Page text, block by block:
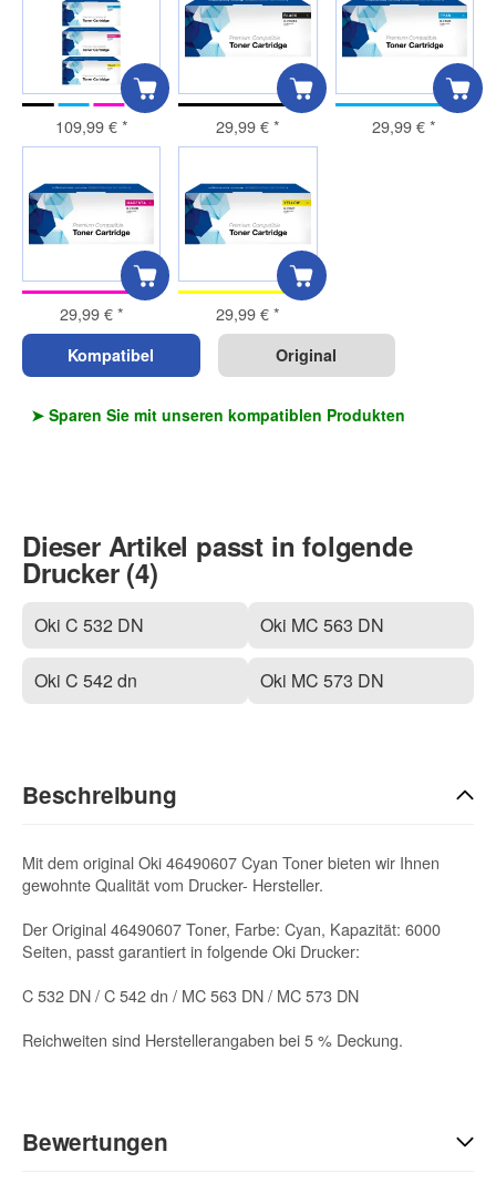
109,99 €* 29,99 €* 29,99 €*
29,99 €* 29,99 €*
Kompatibel Original
➤ Sparen Sie mit unseren kompatiblen Produkten
Dieser Artikel passt in folgende
Drucker (4)
Oki C 532 DN
Oki C 542 dn
Oki MC 563 DN
Oki MC 573 DN
Beschreibung
Mit dem original Oki 46490607 Cyan Toner bieten wir Ihnen
gewohnte Qualität vom Drucker- Hersteller.
Der Original 46490607 Toner, Farbe: Cyan, Kapazität: 6000
Seiten, passt garantiert in folgende Oki Drucker:
C 532 DN / C 542 dn / MC 563 DN / MC 573 DN
Reichweiten sind Herstellerangaben bei 5 % Deckung.
Bewertungen